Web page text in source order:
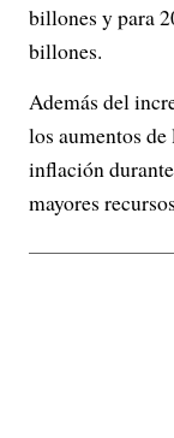
billones y para
billones.
Además del
los aumentos
inflación
mayores